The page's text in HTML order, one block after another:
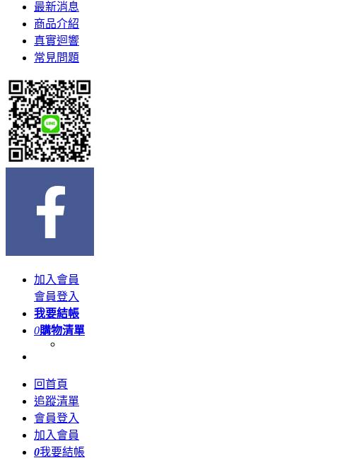
最新消息
商品介紹
真實迴響
常見問題
加入會員
會員登入
我要結帳
0購物清單
回首頁
追蹤清單
會員登入
加入會員
0我要結帳